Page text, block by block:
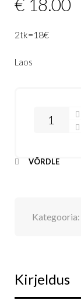
€ 18.00
2tk=18€
Laos
VÕRDLE
Kategooria:
Kirjeldus